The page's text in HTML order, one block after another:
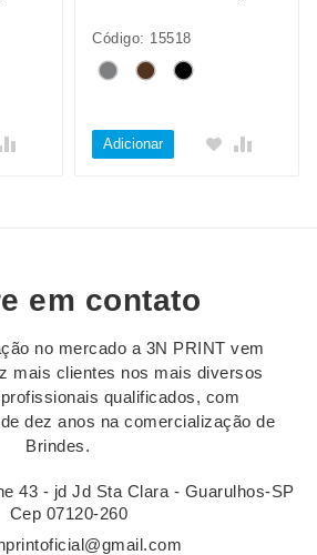
Código: 15518
Adicionar
em contato
no mercado a 3N PRINT vem
mais clientes nos mais diversos
qualificados, com
dez anos na comercialização de
Brindes.
43 - jd Jd Sta Clara - Guarulhos-SP
Cep 07120-260